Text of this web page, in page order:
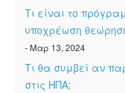
Τι είναι το
υποχρέωση
- Μαρ 13, 2024
Τι θα συμβεί αν
στις ΗΠΑ;